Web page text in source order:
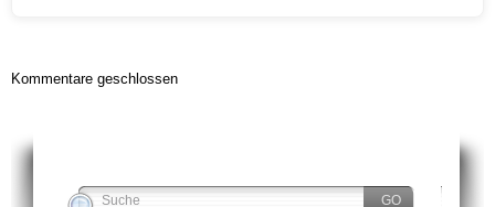
Kommentare geschlossen